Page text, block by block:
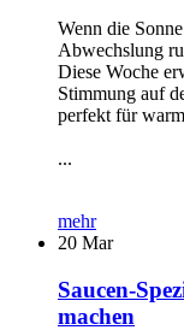
Wenn die
Abwechslung
Diese Woche
Stimmung auf
perfekt für
...
mehr
20 Mar
Saucen-
machen